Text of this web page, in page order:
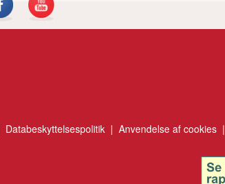
Databeskyttelsespolitik| Anvendelse af cookies|